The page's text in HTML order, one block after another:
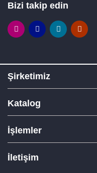
Bizi takip edin
Şirketimiz
Katalog
İşlemler
İletişim